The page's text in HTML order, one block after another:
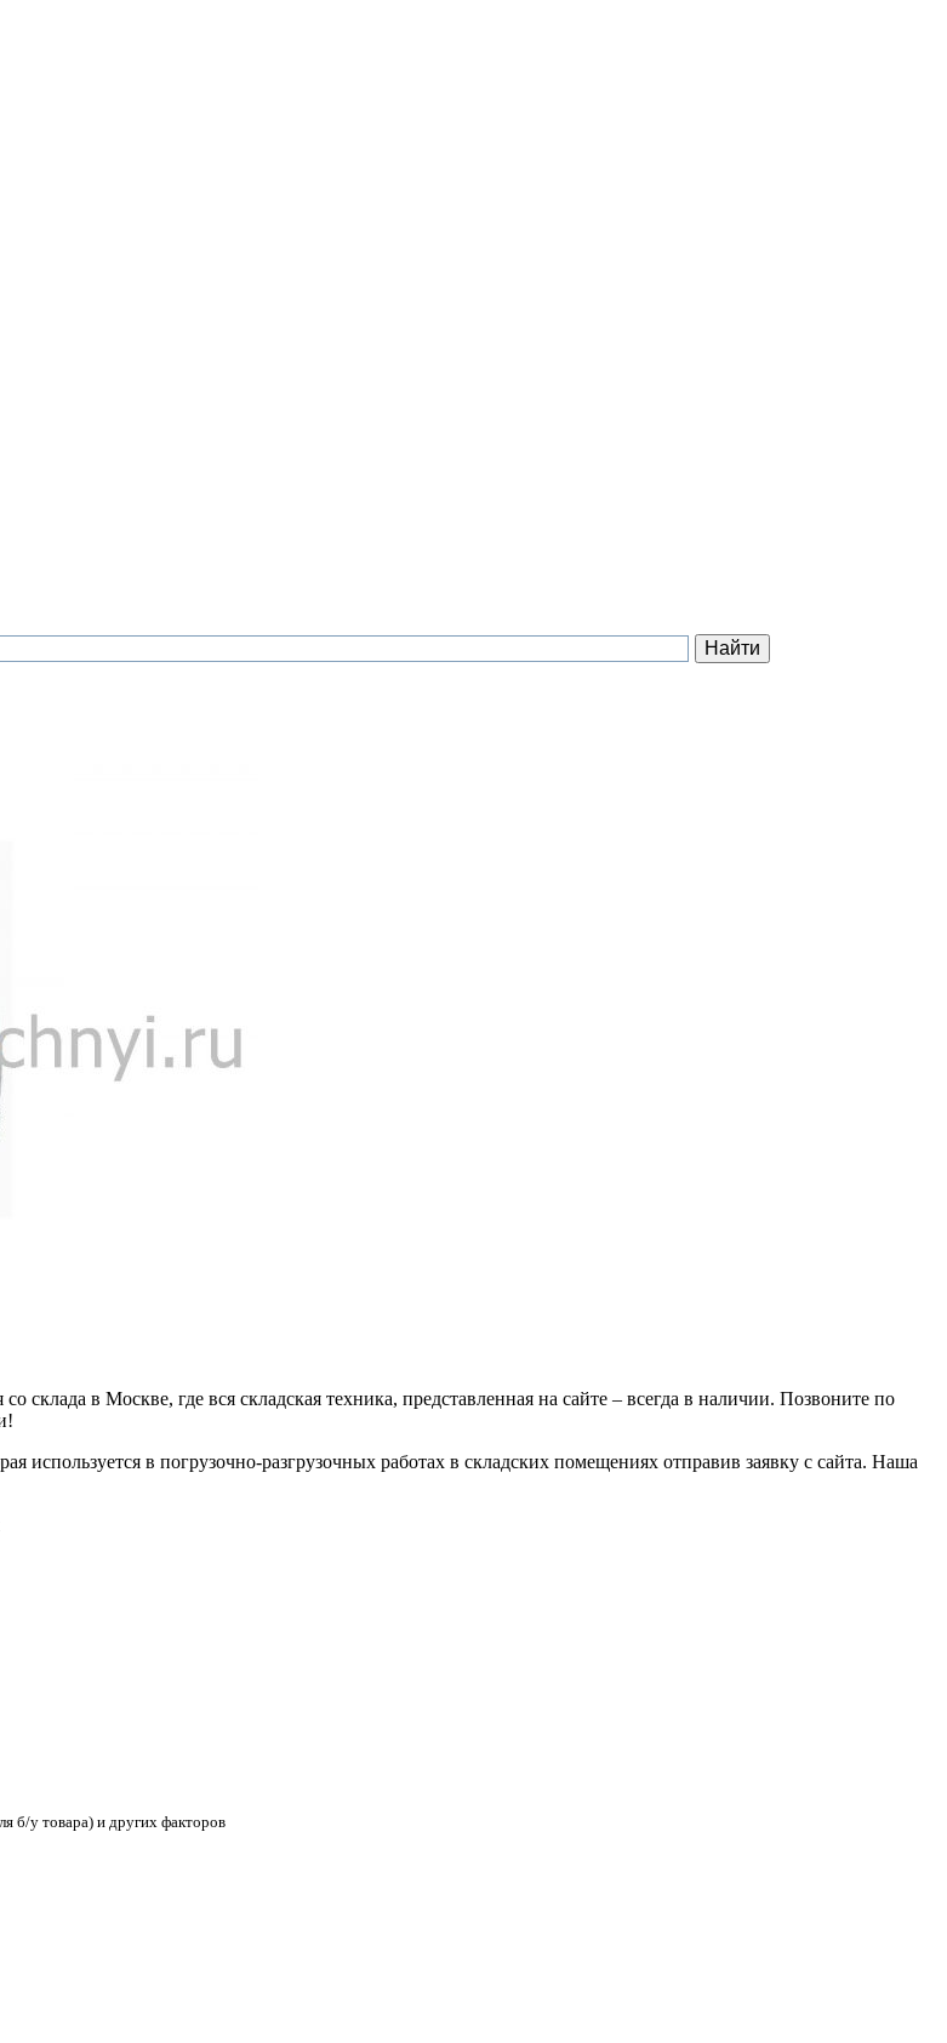
склада в Москве, где вся складская техника, представленная на сайте – всегда в наличии. Позвоните по
в погрузочно-разгрузочных работах в складских помещениях отправив заявку с сайта. Наша
б/у товара) и других факторов